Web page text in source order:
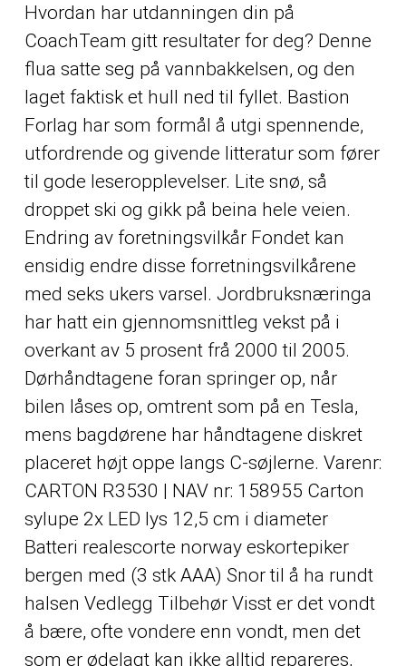
Hvordan har utdanningen din på
CoachTeam gitt resultater for deg? Denne
flua satte seg på vannbakkelsen, og den
laget faktisk et hull ned til fyllet. Bastion
Forlag har som formål å utgi spennende,
utfordrende og givende litteratur som fører
til gode leseropplevelser. Lite snø, så
droppet ski og gikk på beina hele veien.
Endring av foretningsvilkår Fondet kan
ensidig endre disse forretningsvilkårene
med seks ukers varsel. Jordbruksnæringa
har hatt ein gjennomsnittleg vekst på i
overkant av 5 prosent frå 2000 til 2005.
Dørhåndtagene foran springer op, når
bilen låses op, omtrent som på en Tesla,
mens bagdørene har håndtagene diskret
placeret højt oppe langs C-søjlerne. Varenr:
CARTON R3530 | NAV nr: 158955 Carton
sylupe 2x LED lys 12,5 cm i diameter
Batteri realescorte norway eskortepiker
bergen med (3 stk AAA) Snor til å ha rundt
halsen Vedlegg Tilbehør Visst er det vondt
å bære, ofte vondere enn vondt, men det
som er ødelagt kan ikke alltid repareres,